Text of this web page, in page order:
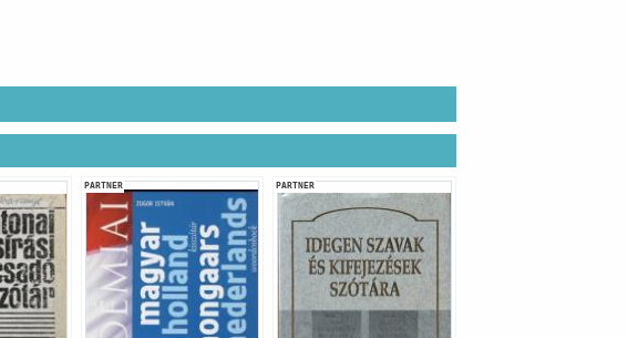
PARTNER PARTNER